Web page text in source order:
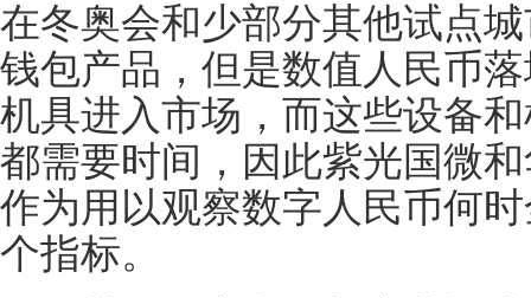
在冬奥会和少部分其他试点
钱包产品，但是数值人民币
机具进入市场，而这些设备
都需要时间，因此紫光国微
作为用以观察数字人民币何
个指标。